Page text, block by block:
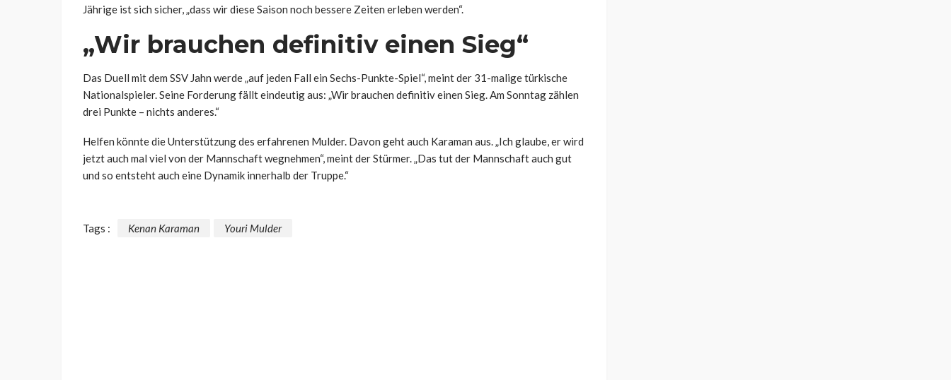
Jährige ist sich sicher, „dass wir diese Saison noch bessere Zeiten erleben werden“.
„Wir brauchen definitiv einen Sieg“
Das Duell mit dem SSV Jahn werde „auf jeden Fall ein Sechs-Punkte-Spiel“, meint der 31-malige türkische
Nationalspieler. Seine Forderung fällt eindeutig aus: „Wir brauchen definitiv einen Sieg. Am Sonntag zählen
drei Punkte – nichts anderes.“
Helfen könnte die Unterstützung des erfahrenen Mulder. Davon geht auch Karaman aus. „Ich glaube, er wird
jetzt auch mal viel von der Mannschaft wegnehmen“, meint der Stürmer. „Das tut der Mannschaft auch gut
und so entsteht auch eine Dynamik innerhalb der Truppe.“
Tags : Kenan Karaman Youri Mulder